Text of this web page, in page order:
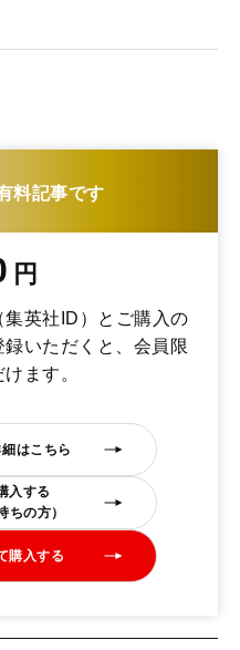
料記事です
円
英社ID）とご購入の
いただくと、会員限
ます。
はこちら
入する
ちの方）
購入する